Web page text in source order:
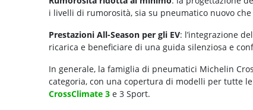
i livelli di rumorosità, sia su pneumatico nuovo
Prestazioni All-Season per gli EV: l’integrazione
ricarica e beneficiare di una guida silenziosa e
In generale, la famiglia di pneumatici Michelin
categoria, con una copertura di modelli per tutte
CrossClimate 3 e 3 Sport.